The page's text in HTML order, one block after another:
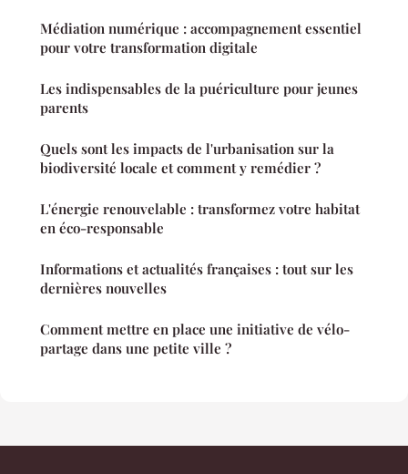
Médiation numérique : accompagnement essentiel
pour votre transformation digitale
Les indispensables de la puériculture pour jeunes
parents
Quels sont les impacts de l'urbanisation sur la
biodiversité locale et comment y remédier ?
L'énergie renouvelable : transformez votre habitat
en éco-responsable
Informations et actualités françaises : tout sur les
dernières nouvelles
Comment mettre en place une initiative de vélo-
partage dans une petite ville ?